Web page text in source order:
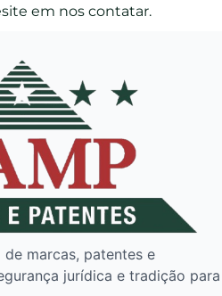
em nos contatar.
marcas, patentes e
jurídica e tradição para